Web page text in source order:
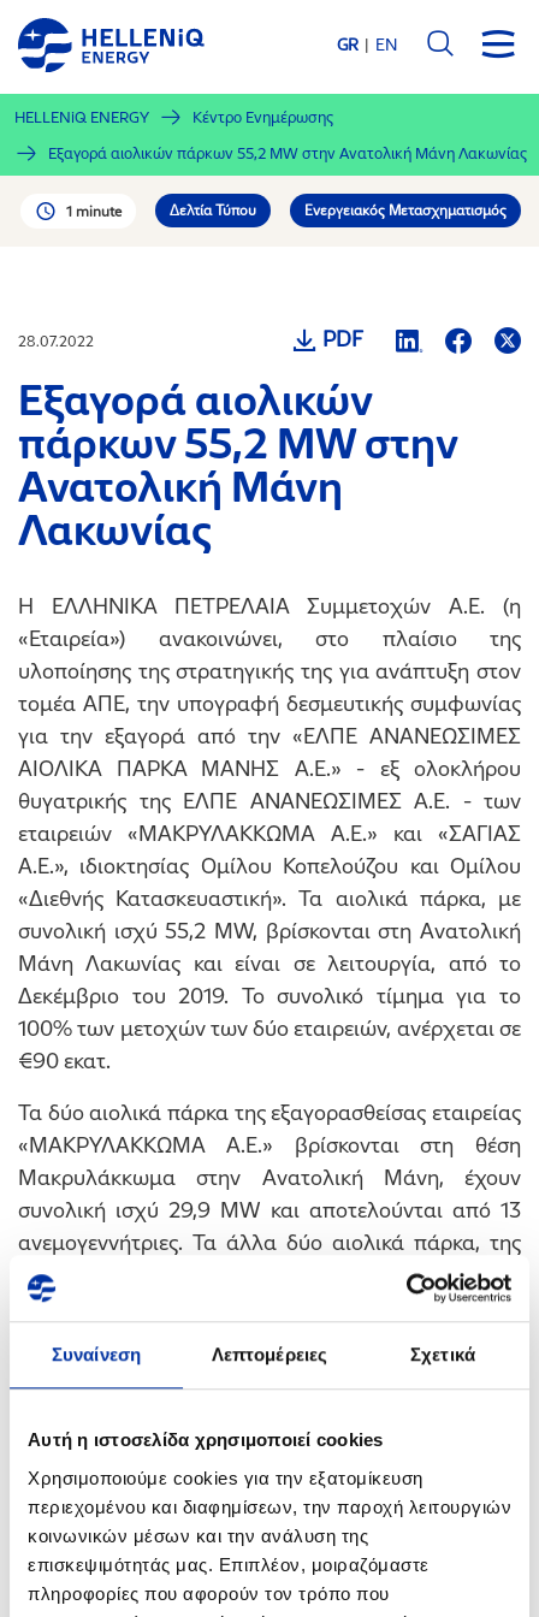
Συναίνεση Λεπτομέρειες Σχετικά
Αυτή η ιστοσελίδα χρησιμοποιεί cookies
Χρησιμοποιούμε cookies για την εξατομίκευση
περιεχομένου και διαφημίσεων, την παροχή λειτουργιών
κοινωνικών μέσων και την ανάλυση της
επισκεψιμότητάς μας. Επιπλέον, μοιραζόμαστε
πληροφορίες που αφορούν τον τρόπο που
Παράκαμψη
προς
κυρίως
περιεχόμενο
GR EN
HELLENiQ ENERGY
Κέντρο Ενημέρωσης
Εξαγορά αιολικών πάρκων 55,2 MW στην Ανατολική Μάνη Λακωνίας
1 minute Δελτία Τύπου Ενεργειακός Μετασχηματισμός
28.07.2022 PDF
Εξαγορά αιολικών
πάρκων 55,2 MW στην
Ανατολική Μάνη
Λακωνίας
Η ΕΛΛΗΝΙΚΑ ΠΕΤΡΕΛΑΙΑ Συμμετοχών Α.Ε. (η
«Εταιρεία») ανακοινώνει, στο πλαίσιο της
υλοποίησης της στρατηγικής της για ανάπτυξη στον
τομέα ΑΠΕ, την υπογραφή δεσμευτικής συμφωνίας
για την εξαγορά από την «ΕΛΠΕ ΑΝΑΝΕΩΣΙΜΕΣ
ΑΙΟΛΙΚΑ ΠΑΡΚΑ ΜΑΝΗΣ Α.Ε.» - εξ ολοκλήρου
θυγατρικής της ΕΛΠΕ ΑΝΑΝΕΩΣΙΜΕΣ Α.Ε. - των
εταιρειών «ΜΑΚΡΥΛΑΚΚΩΜΑ Α.Ε.» και «ΣΑΓΙΑΣ
Α.Ε.», ιδιοκτησίας Ομίλου Κοπελούζου και Ομίλου
«Διεθνής Κατασκευαστική». Τα αιολικά πάρκα, με
συνολική ισχύ 55,2 MW, βρίσκονται στη Ανατολική
Μάνη Λακωνίας και είναι σε λειτουργία, από το
Δεκέμβριο του 2019. Το συνολικό τίμημα για το
100% των μετοχών των δύο εταιρειών, ανέρχεται σε
€90 εκατ.
Τα δύο αιολικά πάρκα της εξαγορασθείσας εταιρείας
«ΜΑΚΡΥΛΑΚΚΩΜΑ Α.Ε.» βρίσκονται στη θέση
Μακρυλάκκωμα στην Ανατολική Μάνη, έχουν
συνολική ισχύ 29,9 MW και αποτελούνται από 13
ανεμογεννήτριες. Τα άλλα δύο αιολικά πάρκα, της
εταιρείας «ΣΑΓΙΑΣ Α.Ε.», βρίσκονται εγκατεστημένα
στη θέση Προφήτης Ηλίας στην Ανατολική Μάνη,
έχουν συνολική ισχύ 25,3 MW και αποτελούνται από
11 ανεμογεννήτριες. Υπολογίζεται ότι τα τέσσερα
τις ετήσιες ενεργειακές ανάγκες για περίπου 40.000
νοικοκυριά ή 8.000 μικρομεσαίες επιχειρήσεις.
Η PricewaterhouseCoopers Business Solutions S.A.
(PwC) ενήργησε ως χρηματοοικονομικός σύμβουλος
της ΕΛΠΕ ΑΝΑΝΕΩΣΙΜΕΣ Α.Ε., ενώ η δικηγορική